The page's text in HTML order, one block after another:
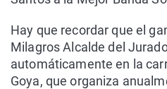
Hay que recordar que el
Milagros Alcalde del
automáticamente en la
Goya, que organiza